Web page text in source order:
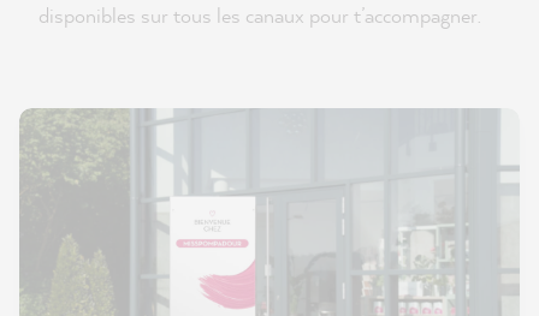
disponibles sur tous les canaux pour t’accompagner.